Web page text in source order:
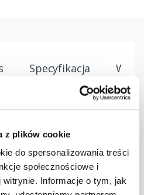
z plików cookie
do spersonalizowania treści
społecznościowe i
Informacje o tym, jak
Specyfikacja
125
- 01
–